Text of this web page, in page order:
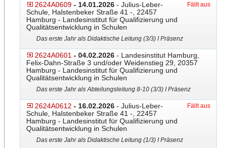
2624A0609 - 14.01.2026 - Julius-Leber-
Schule, Halstenbeker Straße 41 -, 22457
Hamburg - Landesinstitut für Qualifizierung und
Qualitätsentwicklung in Schulen
Fällt aus
Das erste Jahr als Didaktische Leitung (3/3) I Präsenz
2624A0601 - 04.02.2026 - Landesinstitut Hamburg,
Felix-Dahn-Straße 3 und/oder Weidenstieg 29, 20357
Hamburg - Landesinstitut für Qualifizierung und
Qualitätsentwicklung in Schulen
Das erste Jahr als Abteilungsleitung 8-10 (3/3) I Präsenz
2624A0612 - 16.02.2026 - Julius-Leber-
Schule, Halstenbeker Straße 41 -, 22457
Hamburg - Landesinstitut für Qualifizierung und
Qualitätsentwicklung in Schulen
Fällt aus
Das erste Jahr als Didaktische Leitung (1/3) I Präsenz